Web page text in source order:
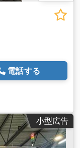
電話する
小型広告